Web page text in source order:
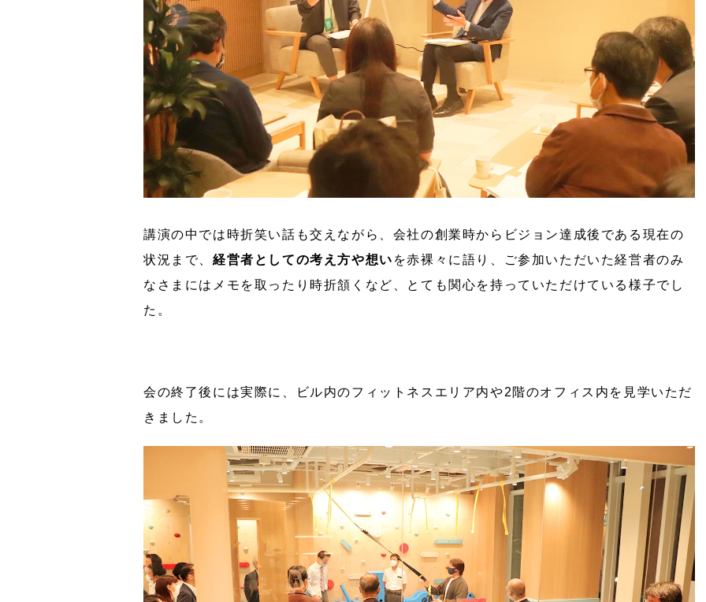
講演の中では時折笑い話も交えながら、会社の創業時からビジョン達成後である現在の
状況まで、 経営者としての考え方や想い を赤裸々に語り、ご参加いただいた経営者のみ
なさまにはメモを取ったり時折頷くなど、とても関心を持っていただけている様子でし
た。
会の終了後には実際に、ビル内のフィットネスエリア内や2階のオフィス内を見学いただ
きました。